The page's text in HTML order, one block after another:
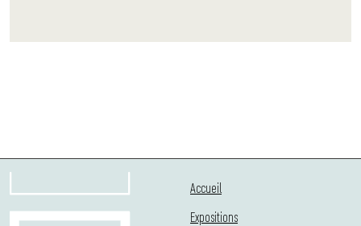
Accueil
Expositions